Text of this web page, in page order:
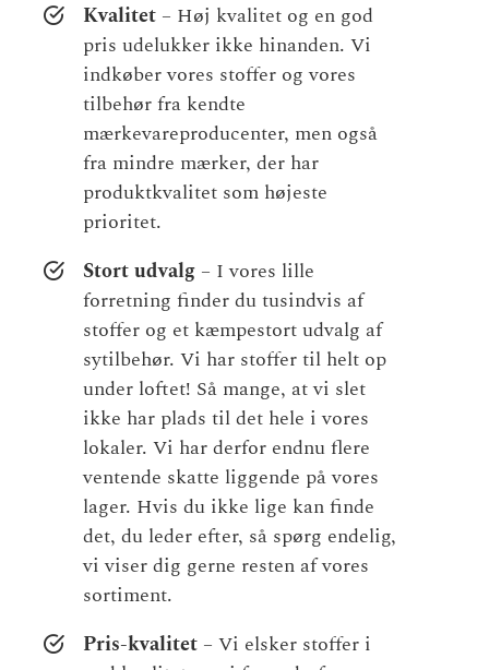
Kvalitet – Høj kvalitet og en god
pris udelukker ikke hinanden. Vi
indkøber vores stoffer og vores
tilbehør fra kendte
mærkevareproducenter, men også
fra mindre mærker, der har
produktkvalitet som højeste
prioritet.
Stort udvalg – I vores lille
forretning finder du tusindvis af
stoffer og et kæmpestort udvalg af
sytilbehør. Vi har stoffer til helt op
under loftet! Så mange, at vi slet
ikke har plads til det hele i vores
lokaler. Vi har derfor endnu flere
ventende skatte liggende på vores
lager. Hvis du ikke lige kan finde
det, du leder efter, så spørg endelig,
vi viser dig gerne resten af vores
sortiment.
Pris-kvalitet – Vi elsker stoffer i